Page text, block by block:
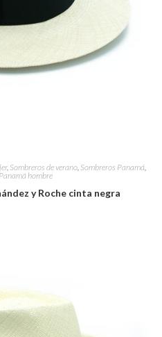
, Sombreros de verano, Sombreros Panamá,
hombre
y Roche cinta negra